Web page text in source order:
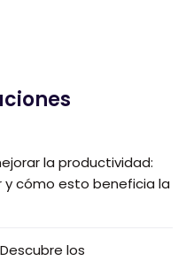
la productividad:
cómo esto beneficia la
los